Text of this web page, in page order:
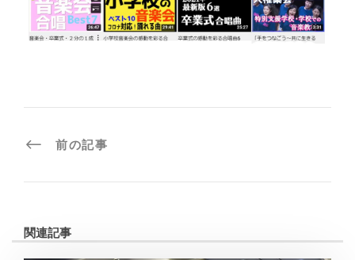
前の記事
関連記事